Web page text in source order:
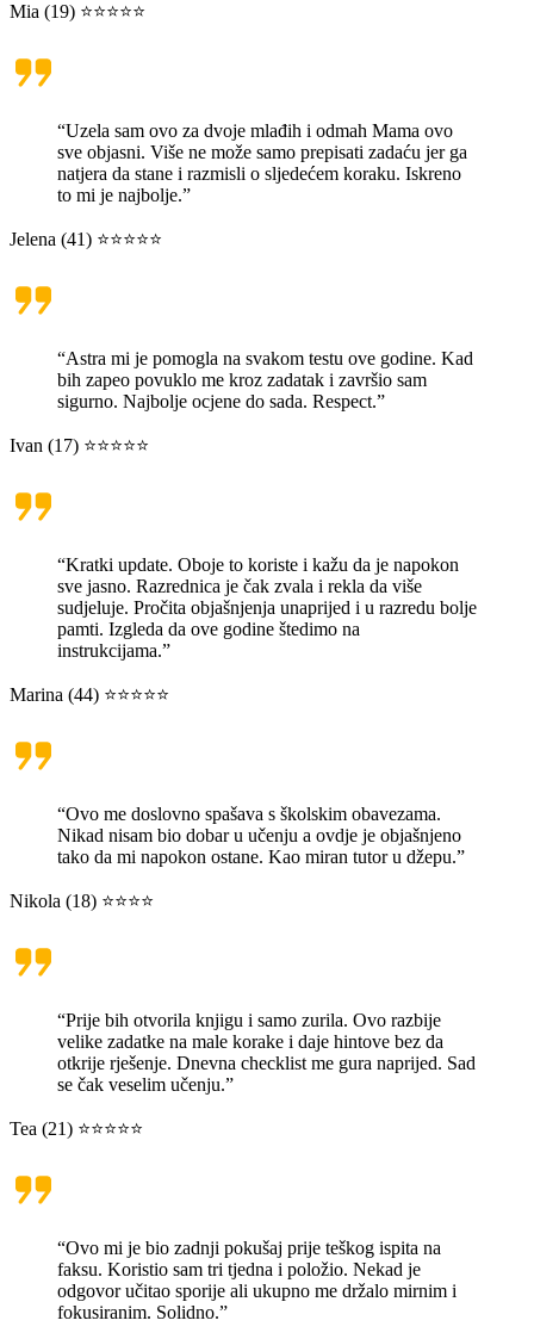
Mia (19) ⭐⭐⭐⭐⭐
“Uzela sam ovo za dvoje mlađih i odmah Mama ovo
sve objasni. Više ne može samo prepisati zadaću jer ga
natjera da stane i razmisli o sljedećem koraku. Iskreno
to mi je najbolje.”
Jelena (41) ⭐⭐⭐⭐⭐
“Astra mi je pomogla na svakom testu ove godine. Kad
bih zapeo povuklo me kroz zadatak i završio sam
sigurno. Najbolje ocjene do sada. Respect.”
Ivan (17) ⭐⭐⭐⭐⭐
“Kratki update. Oboje to koriste i kažu da je napokon
sve jasno. Razrednica je čak zvala i rekla da više
sudjeluje. Pročita objašnjenja unaprijed i u razredu bolje
pamti. Izgleda da ove godine štedimo na
instrukcijama.”
Marina (44) ⭐⭐⭐⭐⭐
“Ovo me doslovno spašava s školskim obavezama.
Nikad nisam bio dobar u učenju a ovdje je objašnjeno
tako da mi napokon ostane. Kao miran tutor u džepu.”
Nikola (18) ⭐⭐⭐⭐
“Prije bih otvorila knjigu i samo zurila. Ovo razbije
velike zadatke na male korake i daje hintove bez da
otkrije rješenje. Dnevna checklist me gura naprijed. Sad
se čak veselim učenju.”
Tea (21) ⭐⭐⭐⭐⭐
“Ovo mi je bio zadnji pokušaj prije teškog ispita na
faksu. Koristio sam tri tjedna i položio. Nekad je
odgovor učitao sporije ali ukupno me držalo mirnim i
fokusiranim. Solidno.”